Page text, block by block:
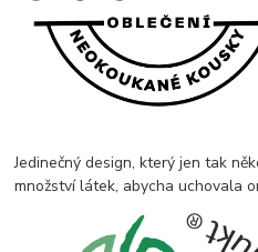
Jedinečný design, který jen tak
množství látek, abycha uchovala